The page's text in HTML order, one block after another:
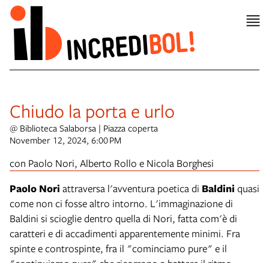
Chiudo la porta e urlo
@ Biblioteca Salaborsa | Piazza coperta
November 12, 2024, 6:00 PM
con Paolo Nori, Alberto Rollo e Nicola Borghesi
Paolo Nori attraversa l'avventura poetica di Baldini quasi
come non ci fosse altro intorno. L'immaginazione di
Baldini si scioglie dentro quella di Nori, fatta com'è di
caratteri e di accadimenti apparentemente minimi. Fra
spinte e controspinte, fra il "cominciamo pure" e il